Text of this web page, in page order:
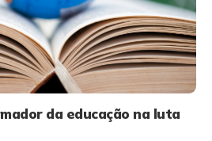
da educação na luta